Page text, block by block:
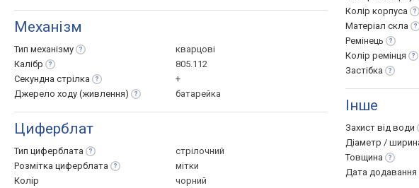
Механізм
Тип механізму
кварцові
Калібр
805.112
Секундна стрілка
+
Джерело ходу (живлення) батарейка
Циферблат
Тип циферблата
стрілочний
Розмітка циферблата
мітки
Колір
чорний
Колір корпуса
Матеріал скла
Ремінець
Колір ремінця
Застібка
Інше
Захист від води
Діаметр /
Товщина
Дата додавання